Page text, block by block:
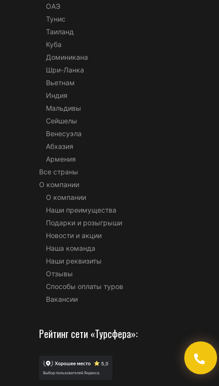
ОАЭ
Тунис
Таиланд
Куба
Доминикана
Шри-Ланка
Вьетнам
Индия
Мальдивы
Сейшелы
Венесуэла
Абхазия
Армения
Все страны
О компании
О компании
Наши преимущества
Подарки и розыгрыши
Новости и акции
Наша команда
Наши реквизиты
Отзывы
Способы оплаты туров
Вакансии
Рейтинг сети «Турсфера»: